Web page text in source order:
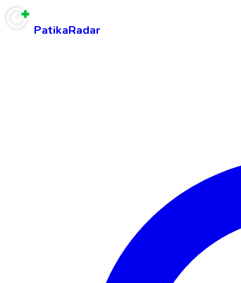
PatikaRadar